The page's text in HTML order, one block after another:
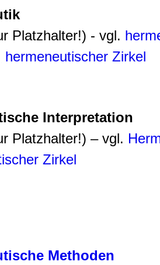
Platzhalter!) - vgl.
hermeneutischer Zirkel
Interpretation
Platzhalter!) – vgl.
Zirkel
Methoden